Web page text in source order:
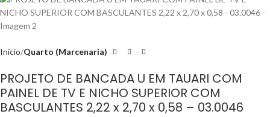
Início Quarto (Marcenaria)
PROJETO DE BANCADA U EM TAUARI COM
PAINEL DE TV E NICHO SUPERIOR COM
BASCULANTES 2,22 x 2,70 x 0,58 – 03.0046